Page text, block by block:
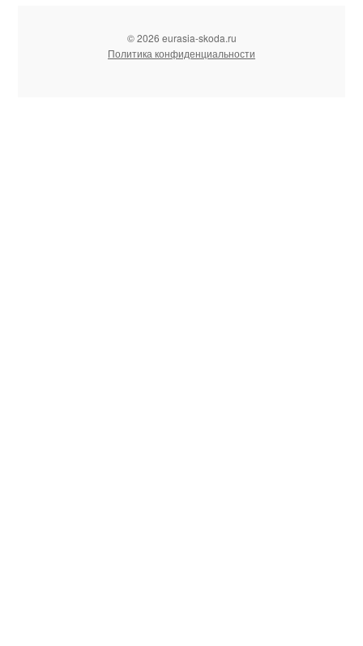
© 2026 eurasia-skoda.ru
Политика конфиденциальности